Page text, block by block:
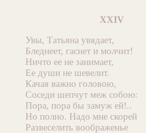
XXIV
Увы, Татьяна увядает,
Бледнеет, гаснет и молчит!
Ничто ее не занимает,
Ее души не шевелит.
Качая важно головою,
Соседи шепчут меж собою:
Пора, пора бы замуж ей!..
Но полно. Надо мне скорей
Развеселить воображенье